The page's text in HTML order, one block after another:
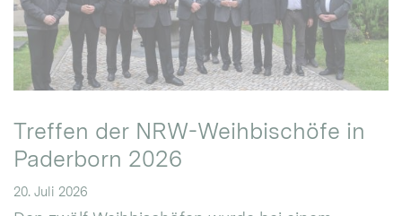
Treffen der NRW-Weihbischöfe in
Paderborn 2026
20. Juli 2026